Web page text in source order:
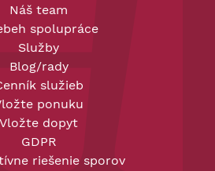
Náš team
spolupráce
Služby
Blog/rady
služieb
ponuku
Vložte dopyt
GDPR
riešenie sporov